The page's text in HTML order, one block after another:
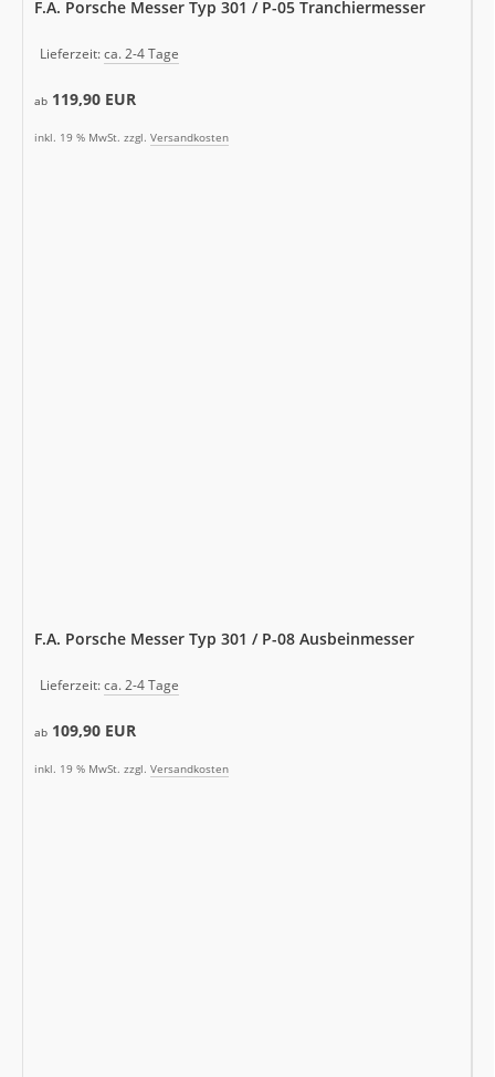
F.A. Porsche Messer Typ 301 / P-05 Tranchiermesser
Lieferzeit:ca. 2-4 Tage
ab 119,90 EUR
inkl. 19 % MwSt. zzgl. Versandkosten
F.A. Porsche Messer Typ 301 / P-08 Ausbeinmesser
Lieferzeit:ca. 2-4 Tage
ab 109,90 EUR
inkl. 19 % MwSt. zzgl. Versandkosten